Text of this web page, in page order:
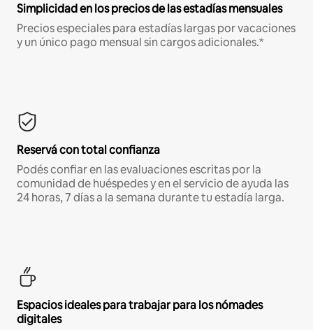
Simplicidad en los precios de las estadías mensuales
Precios especiales para estadías largas por vacaciones
y un único pago mensual sin cargos adicionales.*
Reservá con total confianza
Podés confiar en las evaluaciones escritas por la
comunidad de huéspedes y en el servicio de ayuda las
24 horas, 7 días a la semana durante tu estadía larga.
Espacios ideales para trabajar para los nómades
digitales